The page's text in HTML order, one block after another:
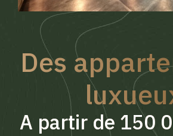
Des
A partir de 150